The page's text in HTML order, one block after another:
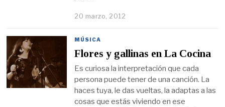
20 marzo, 2012
MÚSICA
Flores y gallinas en La Cocina
Es curiosa la interpretación que cada
persona puede tener de una canción. La
haces tuya, le das vueltas, la adaptas a las
cosas que estás viviendo en ese